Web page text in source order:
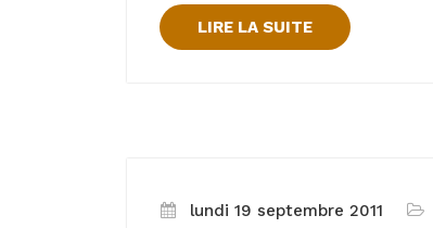
LIRE LA SUITE
lundi 19 septembre 2011